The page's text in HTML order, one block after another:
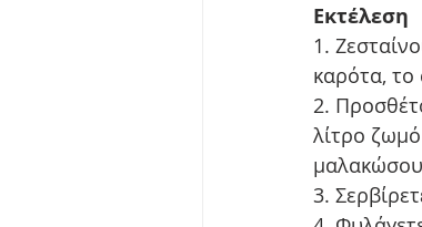
Εκτέλεση
1.
καρότα, το
2.
λίτρο
3.